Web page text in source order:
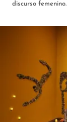
discurso femenino.